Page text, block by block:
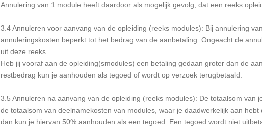
Annulering van 1 module heeft daardoor als mogelijk gevolg, dat een reeks
3.4 Annuleren voor aanvang van de opleiding (reeks modules): Bij annulering
annuleringskosten beperkt tot het bedrag van de aanbetaling. Ongeacht de
uit deze reeks.
Heb jij vooraf aan de opleiding(smodules) een betaling gedaan groter dan de
restbedrag kun je aanhouden als tegoed of wordt op verzoek terugbetaald.
3.5 Annuleren na aanvang van de opleiding (reeks modules): De totaalsom
de totaalsom van deelnamekosten van modules, waar je daadwerkelijk aan
dan kun je hiervan 50% aanhouden als een tegoed. Een tegoed wordt niet